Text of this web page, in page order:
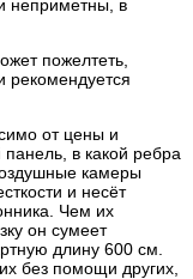
неприметны, в
пожелтеть,
рекомендуется
от цены и
в какой ребра
камеры
и несёт
Чем их
он сумеет
длину 600 см.
без помощи других,